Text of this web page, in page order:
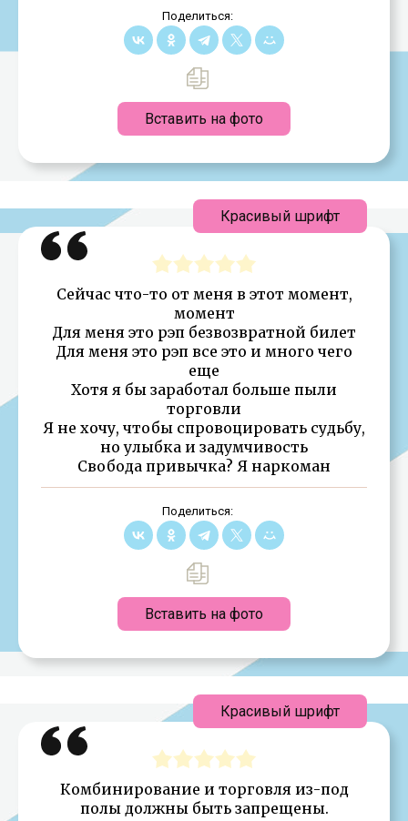
Поделиться:
Вставить на фото
Сейчас что-то от меня в этот момент,
момент
Для меня это рэп безвозвратной билет
Для меня это рэп все это и много чего
еще
Хотя я бы заработал больше пыли
торговли
Я не хочу, чтобы спровоцировать судьбу,
но улыбка и задумчивость
Свобода привычка? Я наркоман
Поделиться:
Вставить на фото
Красивый шрифт
Комбинирование и торговля из-под
полы должны быть запрещены.
Красивый шрифт